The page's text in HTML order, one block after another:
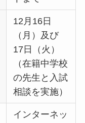
12月16日
（月）及び
17日（火）
（在籍中学校
の先生と入試
相談を実施）
インターネッ